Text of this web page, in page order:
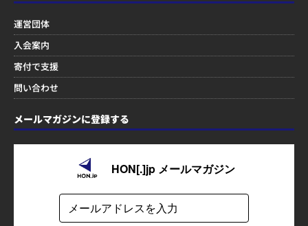
運営団体
入会案内
寄付で支援
問い合わせ
メールマガジンに登録する